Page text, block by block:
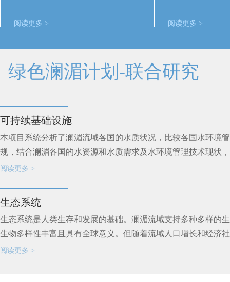
阅读更多 > 阅读更多 >
绿色澜湄计划-联合研究
可持续基础设施
本项目系统分析了澜湄流域各国的水质状况，比较各国水环境
规，结合澜湄各国的水资源和水质需求及水环境管理技术现状
阅读更多 >
生态系统
生态系统是人类生存和发展的基础。澜湄流域支持多种多样的
生物多样性丰富且具有全球意义。但随着流域人口增长和经济
阅读更多 >